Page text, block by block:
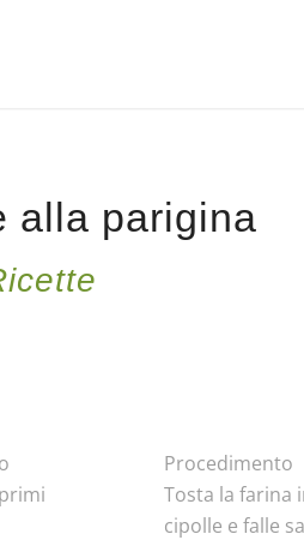
alla parigina
Procedimento
Tosta la farina
cipolle e falle